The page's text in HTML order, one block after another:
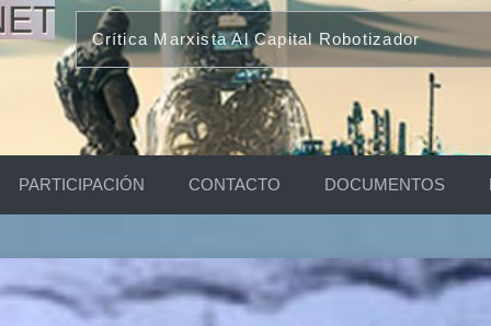
Crítica Marxista Al Capital Robotizador
PARTICIPACIÓN CONTACTO DOCUMENTOS